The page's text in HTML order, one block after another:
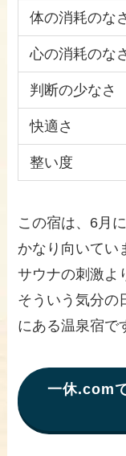
体の消耗のな
心の消耗のな
判断の少なさ
快適さ
整い度
この宿は、6月
かなり向いてい
サウナの刺激よ
そういう気分の
にある温泉宿で
一休.com